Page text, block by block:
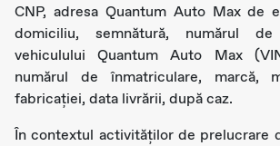
CNP, adresa Quantum Auto Max de
domiciliu, semnătură, numărul
vehiculului Quantum Auto Max
numărul de înmatriculare, marcă,
fabricației, data livrării, după caz.
În contextul activităților de prelucrare